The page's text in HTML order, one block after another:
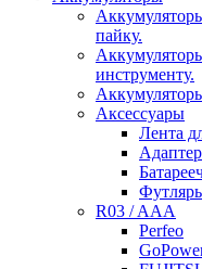
пайку.
инструменту.
Аксессуары
Лента
R03 / AAA
Perfeo